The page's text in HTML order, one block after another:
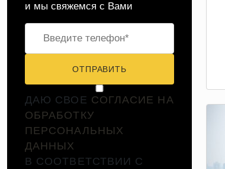
и мы свяжемся с Вами
ОТПРАВИТЬ
ДАЮ СВОЕ СОГЛАСИЕ НА
ОБРАБОТКУ
ПЕРСОНАЛЬНЫХ
ДАННЫХ
В СООТВЕТСТВИИ С